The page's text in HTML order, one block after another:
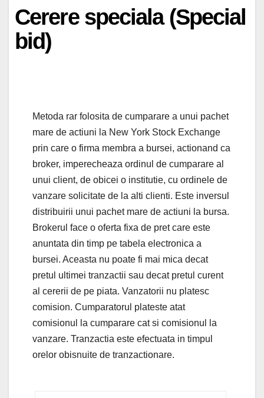
Cerere speciala (Special
bid)
Metoda rar folosita de cumparare a unui pachet
mare de actiuni la New York Stock Exchange
prin care o firma membra a bursei, actionand ca
broker, imperecheaza ordinul de cumparare al
unui client, de obicei o institutie, cu ordinele de
vanzare solicitate de la alti clienti. Este inversul
distribuirii unui pachet mare de actiuni la bursa.
Brokerul face o oferta fixa de pret care este
anuntata din timp pe tabela electronica a
bursei. Aceasta nu poate fi mai mica decat
pretul ultimei tranzactii sau decat pretul curent
al cererii de pe piata. Vanzatorii nu platesc
comision. Cumparatorul plateste atat
comisionul la cumparare cat si comisionul la
vanzare. Tranzactia este efectuata in timpul
orelor obisnuite de tranzactionare.